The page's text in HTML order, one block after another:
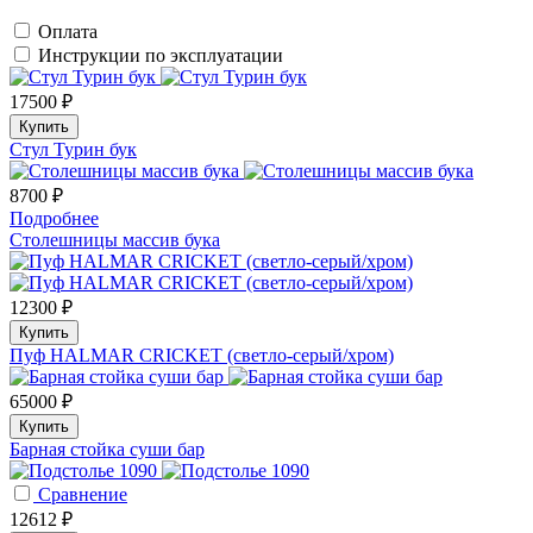
Оплата
Инструкции по эксплуатации
17500 ₽
Купить
Стул Турин бук
8700 ₽
Подробнее
Столешницы массив бука
12300 ₽
Купить
Пуф HALMAR CRICKET (светло-серый/хром)
65000 ₽
Купить
Барная стойка суши бар
Сравнение
12612 ₽